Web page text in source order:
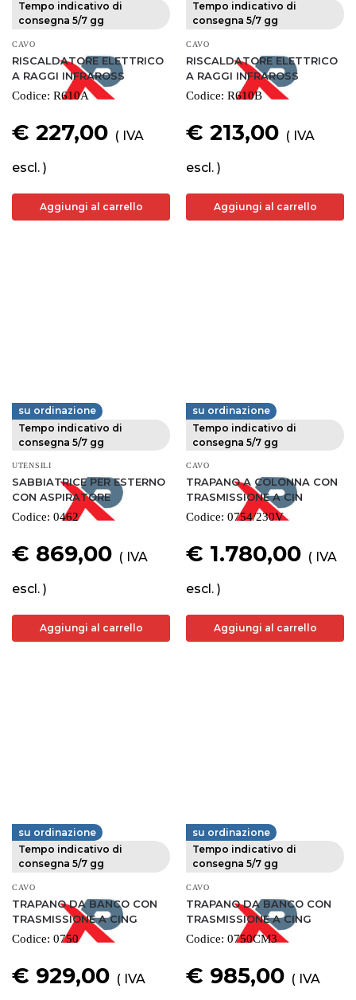
Tempo indicativo di
consegna 5/7 gg
CAVO
RISCALDATORE ELETTRICO
A RAGGI INFRAROSS
Codice: R610A
€ 227,00 ( IVA
escl. )
Aggiungi al carrello
Tempo indicativo di
consegna 5/7 gg
CAVO
RISCALDATORE ELETTRICO
A RAGGI INFRAROSS
Codice: R610B
€ 213,00 ( IVA
escl. )
Aggiungi al carrello
FERVI
su ordinazione
Tempo indicativo di
consegna 5/7 gg
UTENSILI
SABBIATRICE PER ESTERNO
CON ASPIRATORE
Codice: 0462
€ 869,00 ( IVA
escl. )
Aggiungi al carrello
FERVI
su ordinazione
Tempo indicativo di
consegna 5/7 gg
CAVO
TRAPANO A COLONNA CON
TRASMISSIONE A CIN
Codice: 0754/230V
€ 1.780,00 ( IVA
escl. )
Aggiungi al carrello
FERVI
su ordinazione
Tempo indicativo di
consegna 5/7 gg
CAVO
TRAPANO DA BANCO CON
TRASMISSIONE A CING
Codice: 0750
€ 929,00 ( IVA
FERVI
su ordinazione
Tempo indicativo di
consegna 5/7 gg
CAVO
TRAPANO DA BANCO CON
TRASMISSIONE A CING
Codice: 0750CM3
€ 985,00 ( IVA